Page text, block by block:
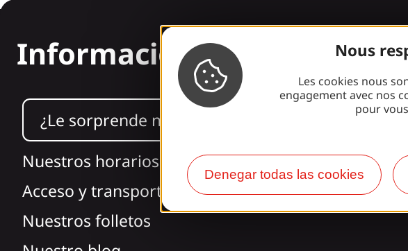
Nous
Les cookies nous
engagement avec nos
pour
Denegar todas las cookies
Información
¿Le sorprende nuestro diseño?
Nuestros horarios
Acceso y transporte
Nuestros folletos
Facebook